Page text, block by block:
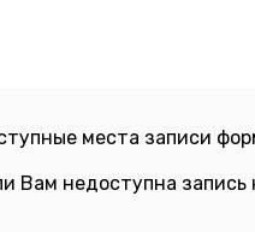
места записи
Вам недоступна